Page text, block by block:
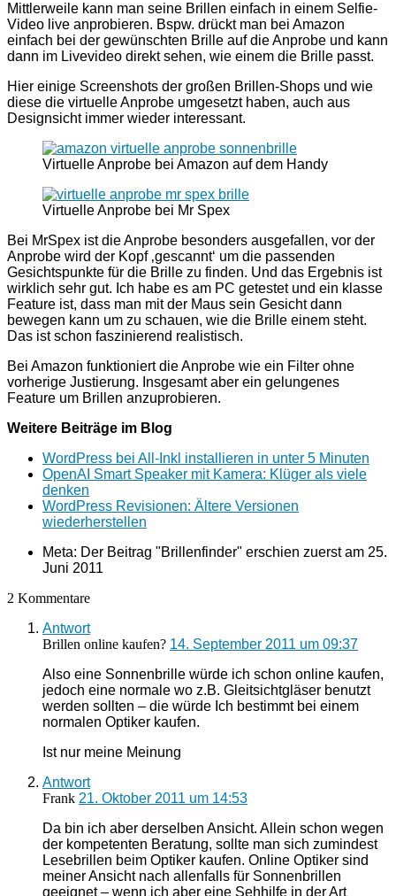
Mittlerweile kann man seine Brillen einfach in einem Selfie-
Video live anprobieren. Bspw. drückt man bei Amazon
einfach bei der gewünschten Brille auf die Anprobe und kann
dann im Livevideo direkt sehen, wie einem die Brille passt.
Hier einige Screenshots der großen Brillen-Shops und wie
diese die virtuelle Anprobe umgesetzt haben, auch aus
Designsicht immer wieder interessant.
Virtuelle Anprobe bei Amazon auf dem Handy
Virtuelle Anprobe bei Mr Spex
Bei MrSpex ist die Anprobe besonders ausgefallen, vor der
Anprobe wird der Kopf ‚gescannt‘ um die passenden
Gesichtspunkte für die Brille zu finden. Und das Ergebnis ist
wirklich sehr gut. Ich habe es am PC getestet und ein klasse
Feature ist, dass man mit der Maus sein Gesicht dann
bewegen kann um zu schauen, wie die Brille einem steht.
Das ist schon faszinierend realistisch.
Bei Amazon funktioniert die Anprobe wie ein Filter ohne
vorherige Justierung. Insgesamt aber ein gelungenes
Feature um Brillen anzuprobieren.
Weitere Beiträge im Blog
WordPress bei All-Inkl installieren in unter 5 Minuten
OpenAI Smart Speaker mit Kamera: Klüger als viele
denken
WordPress Revisionen: Ältere Versionen
wiederherstellen
Meta: Der Beitrag "Brillenfinder" erschien zuerst am 25.
Juni 2011
2 Kommentare
Antwort
Brillen online kaufen? 14. September 2011 um 09:37
Also eine Sonnenbrille würde ich schon online kaufen,
jedoch eine normale wo z.B. Gleitsichtgläser benutzt
werden sollten – die würde Ich bestimmt bei einem
normalen Optiker kaufen.
Ist nur meine Meinung
Antwort
Frank 21. Oktober 2011 um 14:53
Da bin ich aber derselben Ansicht. Allein schon wegen
der kompetenten Beratung, sollte man sich zumindest
Lesebrillen beim Optiker kaufen. Online Optiker sind
meiner Ansicht nach allenfalls für Sonnenbrillen
geeignet – wenn ich aber eine Sehhilfe in der Art